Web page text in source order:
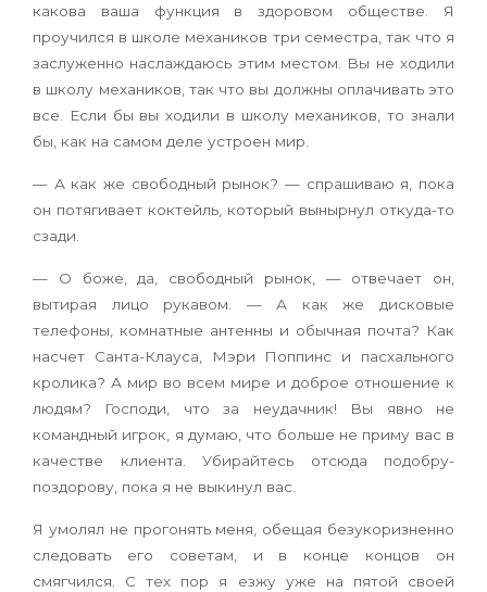
какова ваша функция в здоровом обществе. Я
проучился в школе механиков три семестра, так что я
заслуженно наслаждаюсь этим местом. Вы не ходили
в школу механиков, так что вы должны оплачивать это
все. Если бы вы ходили в школу механиков, то знали
бы, как на самом деле устроен мир.
— А как же свободный рынок? — спрашиваю я, пока
он потягивает коктейль, который вынырнул откуда-то
сзади.
— О боже, да, свободный рынок, — отвечает он,
вытирая лицо рукавом. — А как же дисковые
телефоны, комнатные антенны и обычная почта? Как
насчет Санта-Клауса, Мэри Поппинс и пасхального
кролика? А мир во всем мире и доброе отношение к
людям? Господи, что за неудачник! Вы явно не
командный игрок, я думаю, что больше не приму вас в
качестве клиента. Убирайтесь отсюда подобру-
поздорову, пока я не выкинул вас.
Я умолял не прогонять меня, обещая безукоризненно
следовать его советам, и в конце концов он
смягчился. С тех пор я езжу уже на пятой своей